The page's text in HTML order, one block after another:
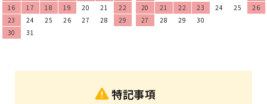
16
17 18 19 20 21
22
23
24 25 26 27 28
29
30
31
20
21 22 23 24 25
26
27
28 29 30
特記事項